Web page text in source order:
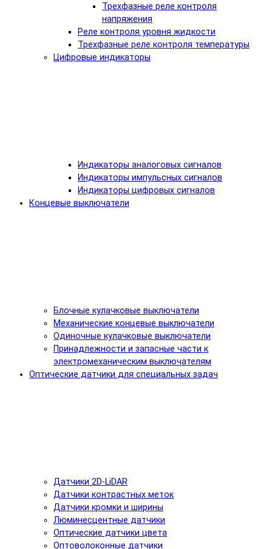
Трехфазные реле контроля
напряжения
Реле контроля уровня жидкости
Трехфазные реле контроля температуры
Цифровые индикаторы
Индикаторы аналоговых сигналов
Индикаторы импульсных сигналов
Индикаторы цифровых сигналов
Концевые выключатели
Блочные кулачковые выключатели
Механические концевые выключатели
Одиночные кулачковые выключатели
Принадлежности и запасные части к
электромеханическим выключателям
Оптические датчики для специальных задач
Датчики 2D-LiDAR
Датчики контрастных меток
Датчики кромки и ширины
Люминесцентные датчики
Оптические датчики цвета
Оптоволоконные датчики